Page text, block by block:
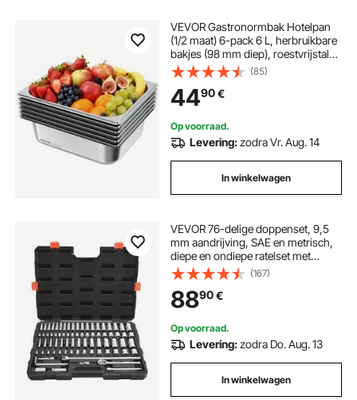
VEVOR Gastronormbak Hotelpan
(1/2 maat) 6-pack 6 L, herbruikbare
bakjes (98 mm diep), roestvrijstalen
cateringopslag, paneermeelbak,
voedselcontainer voor
feestrestaurantbuffet
(85)
4490€
Op voorraad.
Levering:zodra Vr. Aug. 14
In winkelwagen
VEVOR 76-delige doppenset, 9,5
mm aandrijving, SAE en metrisch,
diepe en ondiepe ratelset met
accessoires en opbergkoffer, CR-V
gelegeerd staal, voor autoreparatie
(167)
8890€
Op voorraad.
Levering:zodra Do. Aug. 13
In winkelwagen